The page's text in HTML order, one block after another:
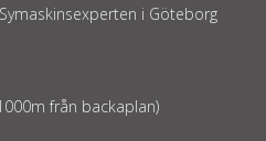
i Göteborg
från backaplan)